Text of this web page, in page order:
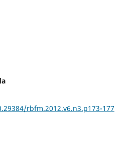
rbfm.2012.v6.n3.p173-177